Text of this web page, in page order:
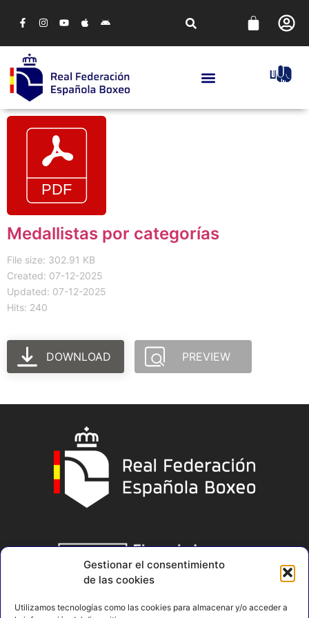
Gestionar el consentimiento
de las cookies
Utilizamos tecnologías como las cookies para almacenar y/o acceder a
Medallistas por categorías
File size: 302.91 KB
Created: 07-12-2025
Updated: 07-12-2025
Hits: 240
DOWNLOAD PREVIEW